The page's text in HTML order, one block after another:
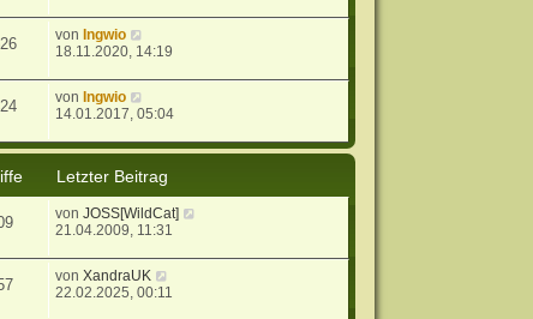
von Ingwio
18.11.2020, 14:19
von Ingwio
14.01.2017, 05:04
Letzter Beitrag
vonJOSS[WildCat]
21.04.2009, 11:31
vonXandraUK
22.02.2025, 00:11